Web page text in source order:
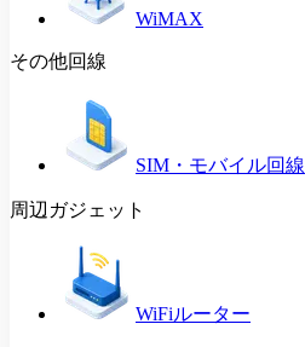
WiMAX
その他回線
SIM・モバイル回線
周辺ガジェット
WiFiルーター